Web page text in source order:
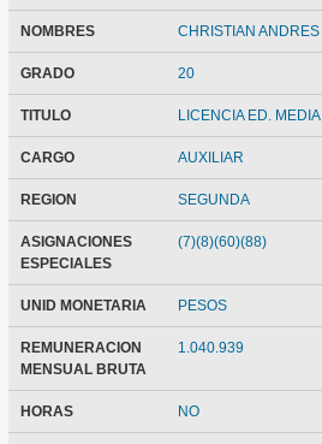
NOMBRES CHRISTIAN ANDRES
GRADO 20
TITULO LICENCIA ED. MEDIA
CARGO AUXILIAR
REGION SEGUNDA
ASIGNACIONES
ESPECIALES
(7)(8)(60)(88)
UNID MONETARIA PESOS
REMUNERACION
MENSUAL BRUTA
1.040.939
HORAS NO